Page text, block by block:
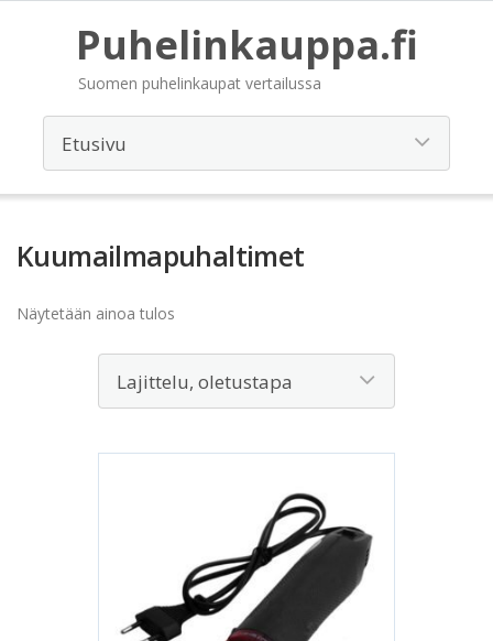
Puhelinkauppa.fi
Suomen puhelinkaupat vertailussa
Kuumailmapuhaltimet
Näytetään ainoa tulos